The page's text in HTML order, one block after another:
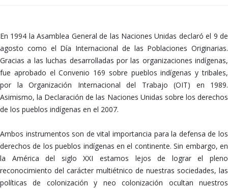
En 1994 la Asamblea General de las Naciones Unidas declaró el 9 de
agosto como el Día Internacional de las Poblaciones Originarias.
Gracias a las luchas desarrolladas por las organizaciones indígenas,
fue aprobado el Convenio 169 sobre pueblos indígenas y tribales,
por la Organización Internacional del Trabajo (OIT) en 1989.
Asimismo, la Declaración de las Naciones Unidas sobre los derechos
de los pueblos indígenas en el 2007.
Ambos instrumentos son de vital importancia para la defensa de los
derechos de los pueblos indígenas en el continente. Sin embargo, en
la América del siglo XXI estamos lejos de lograr el pleno
reconocimiento del carácter multiétnico de nuestras sociedades, las
políticas de colonización y neo colonización ocultan nuestros